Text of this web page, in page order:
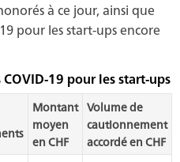
à ce jour, ainsi que
pour les start-ups encore
19 pour les start-ups
Montant
moyen
en CHF
Volume de
cautionnement
accordé en CHF